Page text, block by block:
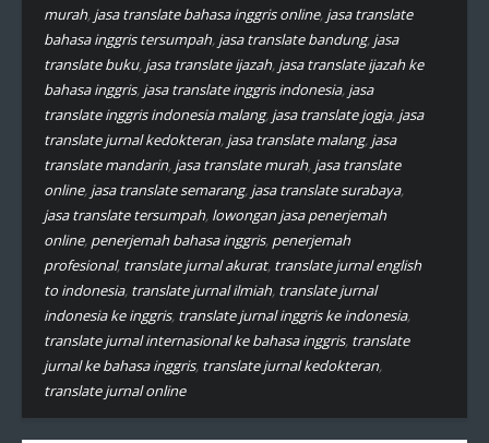
murah, jasa translate bahasa inggris online, jasa translate
bahasa inggris tersumpah, jasa translate bandung, jasa
translate buku, jasa translate ijazah, jasa translate ijazah ke
bahasa inggris, jasa translate inggris indonesia, jasa
translate inggris indonesia malang, jasa translate jogja, jasa
translate jurnal kedokteran, jasa translate malang, jasa
translate mandarin, jasa translate murah, jasa translate
online, jasa translate semarang, jasa translate surabaya,
jasa translate tersumpah, lowongan jasa penerjemah
online, penerjemah bahasa inggris, penerjemah
profesional, translate jurnal akurat, translate jurnal english
to indonesia, translate jurnal ilmiah, translate jurnal
indonesia ke inggris, translate jurnal inggris ke indonesia,
translate jurnal internasional ke bahasa inggris, translate
jurnal ke bahasa inggris, translate jurnal kedokteran,
translate jurnal online